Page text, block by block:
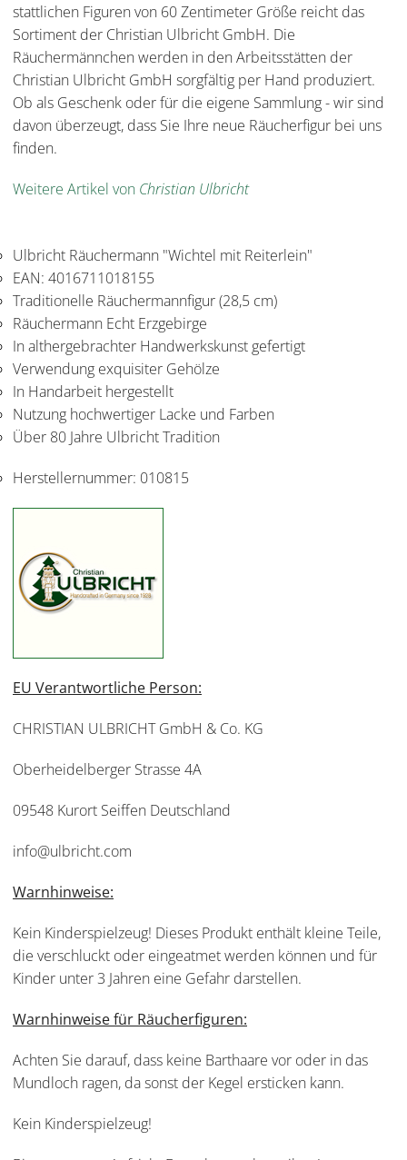
stattlichen Figuren von 60 Zentimeter Größe reicht das
Sortiment der Christian Ulbricht GmbH. Die
Räuchermännchen werden in den Arbeitsstätten der
Christian Ulbricht GmbH sorgfältig per Hand produziert.
Ob als Geschenk oder für die eigene Sammlung - wir sind
davon überzeugt, dass Sie Ihre neue Räucherfigur bei uns
finden.
Weitere Artikel von Christian Ulbricht
Ulbricht Räuchermann "Wichtel mit Reiterlein"
EAN: 4016711018155
Traditionelle Räuchermannfigur (28,5 cm)
Räuchermann Echt Erzgebirge
In althergebrachter Handwerkskunst gefertigt
Verwendung exquisiter Gehölze
In Handarbeit hergestellt
Nutzung hochwertiger Lacke und Farben
Über 80 Jahre Ulbricht Tradition
Herstellernummer: 010815
EU Verantwortliche Person:
CHRISTIAN ULBRICHT GmbH & Co. KG
Oberheidelberger Strasse 4A
09548 Kurort Seiffen Deutschland
info@ulbricht.com
Warnhinweise:
Kein Kinderspielzeug! Dieses Produkt enthält kleine Teile,
die verschluckt oder eingeatmet werden können und für
Kinder unter 3 Jahren eine Gefahr darstellen.
Warnhinweise für Räucherfiguren:
Achten Sie darauf, dass keine Barthaare vor oder in das
Mundloch ragen, da sonst der Kegel ersticken kann.
Kein Kinderspielzeug!